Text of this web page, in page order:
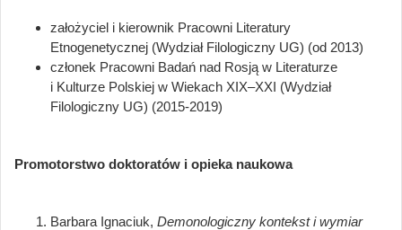
założyciel i kierownik Pracowni Literatury
Etnogenetycznej (Wydział Filologiczny UG) (od 2013)
członek Pracowni Badań nad Rosją w Literaturze
i Kulturze Polskiej w Wiekach XIX–XXI (Wydział
Filologiczny UG) (2015-2019)
Promotorstwo doktoratów i opieka naukowa
Barbara Ignaciuk, Demonologiczny kontekst i wymiar